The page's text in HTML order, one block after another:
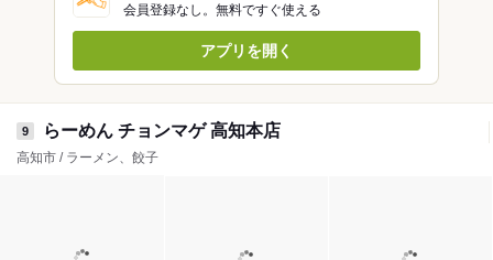
会員登録なし。無料ですぐ使える
アプリを開く
9 らーめん チョンマゲ 高知本店
高知市 / ラーメン、餃子